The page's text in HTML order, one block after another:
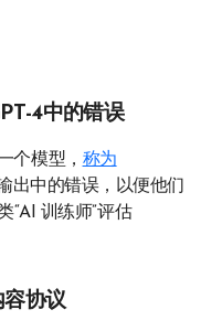
4中的错误
个模型， 称为
出中的错误，以便他们
“AI 训练师”评估
协议